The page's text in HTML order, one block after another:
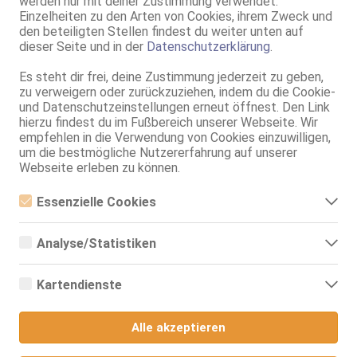
Einzelheiten zu den Arten von Cookies, ihrem Zweck und
den beteiligten Stellen findest du weiter unten auf
dieser Seite und in der Datenschutzerklärung
Es steht dir frei, deine Zustimmung jederzeit zu geben,
zu verweigern oder zurückzuziehen, indem du die Cookie-
und Datenschutzeinstellungen erneut öffnest. Den Link
hierzu findest du im Fußbereich unserer Webseite. Wir
empfehlen in die Verwendung von Cookies einzuwilligen,
um die bestmögliche Nutzererfahrung auf unserer
Webseite erleben zu können.
Essenzielle Cookies
Essenzielle Cookies sind alle notwendigen Cookies, die für den
ermöglicht werden. Die Webseite kann ohne diese Cookies nicht
Analyse/Statistiken
Analyse- bzw. Statistikcookies sind Cookies, die der Analyse der
Zugriffsstatistiken dienen. Sie helfen den Webseiten-Besitzern zu
Informationen anonym gesammelt und gemeldet werden.
Kartendienste
Wenn Sie Google Maps auf unserer Webseite nutzen, können
Informationen über Ihre Benutzung dieser Seite sowie Ihre IP-
Alle akzeptieren
Groß-Zimmern
JOELLE
ZK, AV, GF6, Franz b. Ihr, DSp, RS, FE
12.3km, Schlesische Str. 5b
Sandra - Rhein-Main Massage
Rhein-Main Massage